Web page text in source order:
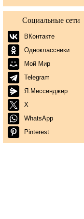
Социальные сети
ВКонтакте
Одноклассники
Мой Мир
Telegram
Я.Мессенджер
X
WhatsApp
Pinterest